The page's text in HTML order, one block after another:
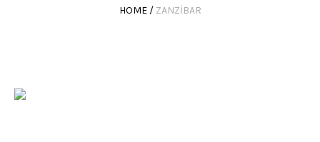
HOME / ZANZIBAR